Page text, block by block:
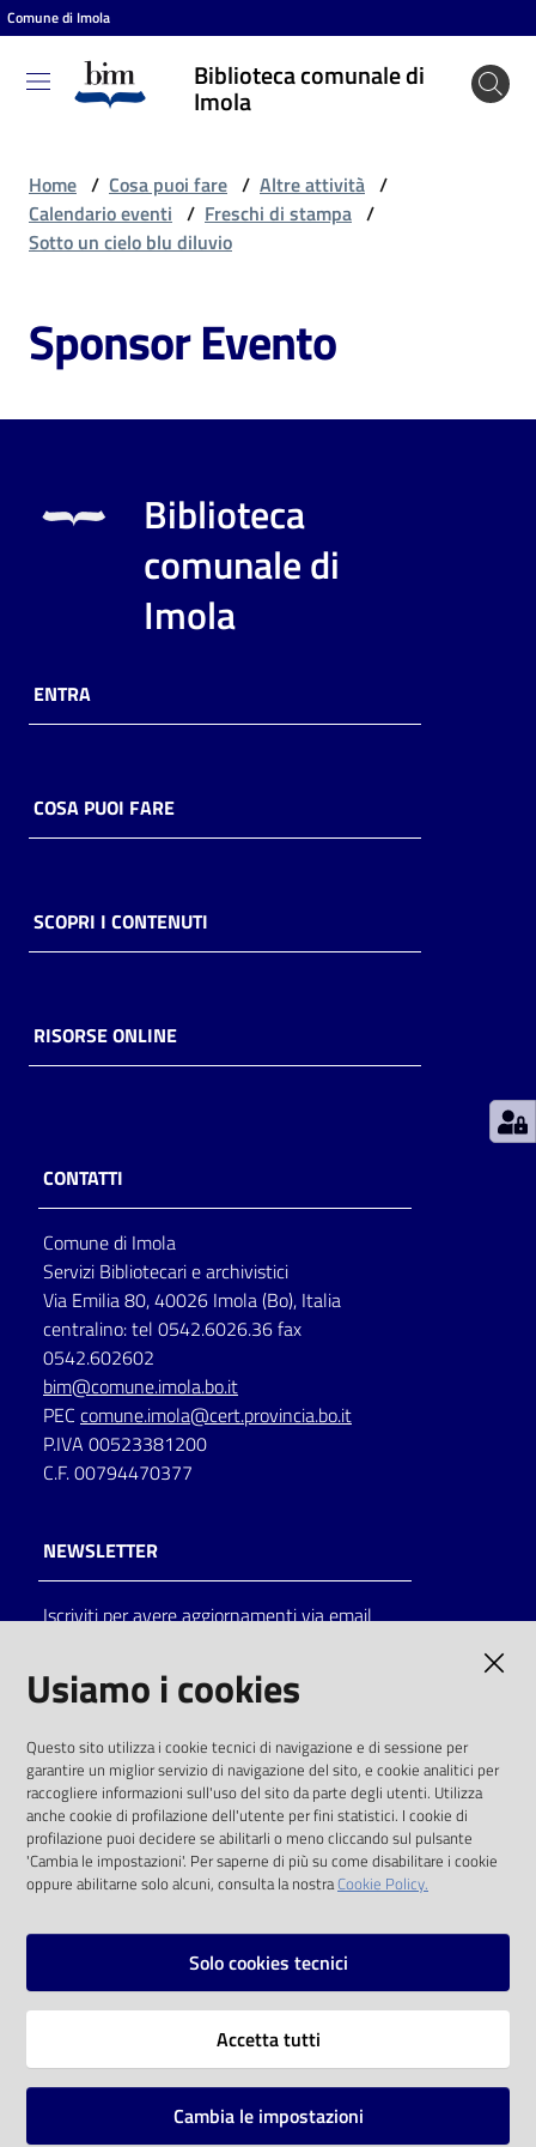
Vai al contenuto
Vai alla navigazione
Vai al footer
Comune di Imola
Biblioteca comunale di
Imola
Biblioteca
comunale
Cosa
fare
Scopri
online
Piani
Decentrate
Seguici
su
on line
Eventi
Chiedi al
bibliotecario
Avvisi
Home / Cosa puoi fare / Altre attività /
Calendario eventi / Freschi di stampa /
Sotto un cielo blu diluvio
Sponsor Evento
Biblioteca
comunale di
Imola
ENTRA
COSA PUOI FARE
SCOPRI I CONTENUTI
RISORSE ONLINE
CONTATTI
Comune di Imola
Servizi Bibliotecari e archivistici
Via Emilia 80, 40026 Imola (Bo), Italia
centralino: tel 0542.6026.36 fax
0542.602602
bim@comune.imola.bo.it
PEC comune.imola@cert.provincia.bo.it
P.IVA 00523381200
C.F. 00794470377
NEWSLETTER
Iscriviti per avere aggiornamenti via email
solo alle condizioni previste dalla direttiva
comunitaria 2003/98/CE e dal d.lgs. 36/2006
SOCIAL
Instagram
Vai alla pagina
Usiamo i cookies
Questo sito utilizza i cookie tecnici di navigazione e di sessione per
garantire un miglior servizio di navigazione del sito, e cookie analitici per
raccogliere informazioni sull'uso del sito da parte degli utenti. Utilizza
anche cookie di profilazione dell'utente per fini statistici. I cookie di
profilazione puoi decidere se abilitarli o meno cliccando sul pulsante
'Cambia le impostazioni'. Per saperne di più su come disabilitare i cookie
oppure abilitarne solo alcuni, consulta la nostraCookie Policy.
Solo cookies tecnici
Accetta tutti
Cambia le impostazioni